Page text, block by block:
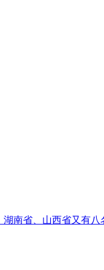
南省、山西省又有八